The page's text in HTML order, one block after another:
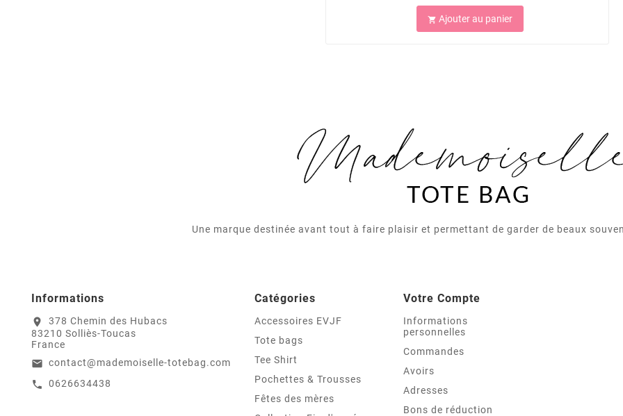
 Ajouter au panier
Une marque destinée avant tout à faire plaisir et permettant de garder de beaux
Informations
location_on
378 Chemin des Hubacs
83210 Solliès-Toucas
France
email contact@mademoiselle-totebag.com
call 0626634438
Catégories
Accessoires EVJF
Tote bags
Tee Shirt
Pochettes & Trousses
Fêtes des mères
Votre Compte
Informations
personnelles
Commandes
Avoirs
Adresses
Bons de réduction